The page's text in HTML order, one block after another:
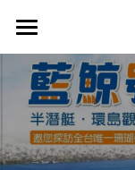
首頁/Home
關於我們/
購票資訊/